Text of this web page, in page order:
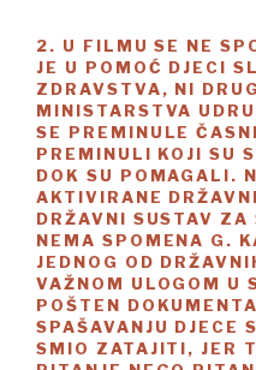
2. U FILMU SE NE
JE U POMOĆ DJECI
ZDRAVSTVA, NI
MINISTARSTVA
SE PREMINULE
PREMINULI KOJI SU
DOK SU POMAGALI.
AKTIVIRANE
DRŽAVNI SUSTAV ZA
NEMA SPOMENA G.
JEDNOG OD
VAŽNOM ULOGOM U
POŠTEN
SPAŠAVANJU DJECE
SMIO ZATAJITI, JER